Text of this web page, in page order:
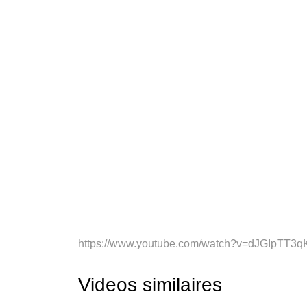
https://www.youtube.com/
Videos similaires